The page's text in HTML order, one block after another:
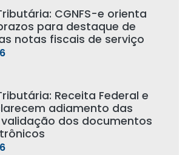
CGNFS-e orienta
para destaque de
notas fiscais de serviço
Receita Federal e
adiamento das
dos documentos